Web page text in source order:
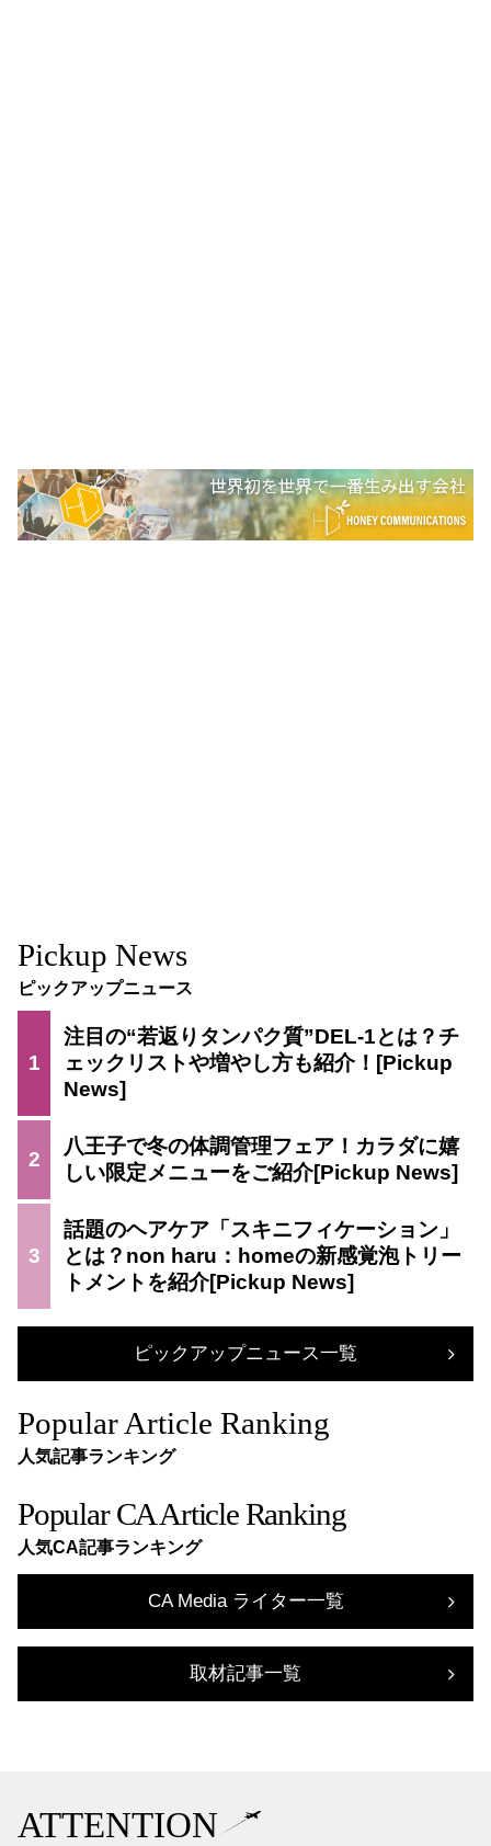
Pickup News
ピックアップニュース
1
注目の“若返りタンパク質”DEL-1とは？チ
ェックリストや増やし方も紹介！
2
八王子で冬の体調管理フェア！カラダに嬉
しい限定メニューをご紹介
3
話題のヘアケア「スキニフィケーション」
とは？non haru：homeの新感覚泡トリー
トメントを紹介
ピックアップニュース一覧
Popular Article Ranking
人気記事ランキング
Popular CA Article Ranking
人気CA記事ランキング
CA Media ライター一覧
取材記事一覧
ATTENTION